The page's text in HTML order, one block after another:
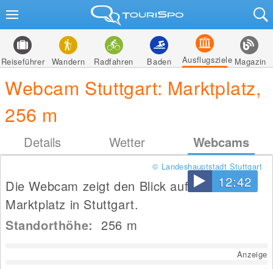
Reiseführer Wandern Radfahren Baden Ausflugsziele Magazin
Webcam Stuttgart: Marktplatz,
256 m
Details Wetter Webcams
12:42
© Landeshauptstadt Stuttgart
Die Webcam zeigt den Blick auf den
Marktplatz in Stuttgart.
Standorthöhe:256 m
Anzeige